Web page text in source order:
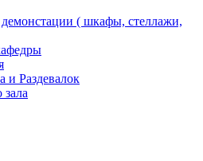
( шкафы, стеллажи,
и Раздевалок